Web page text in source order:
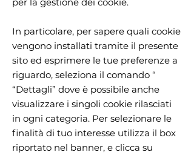
In particolare, per sapere quali cookie
vengono installati tramite il presente
sito ed esprimere le tue preferenze a
riguardo, seleziona il comando “
“Dettagli” dove è possibile anche
visualizzare i singoli cookie rilasciati
in ogni categoria. Per selezionare le
finalità di tuo interesse utilizza il box
riportato nel banner, e clicca su